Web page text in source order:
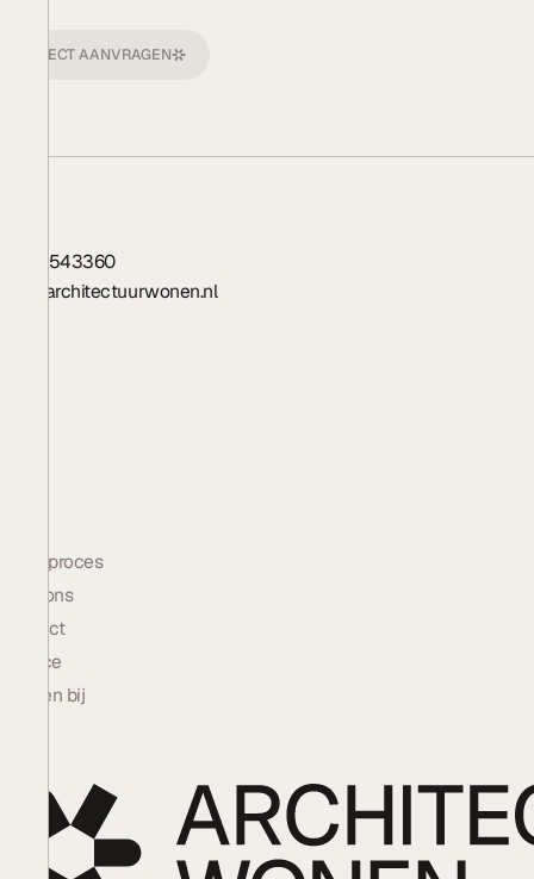
DIRECT AANVRAGEN
0548 543360
info@architectuurwonen.nl
Bouwproces
Over ons
Contact
Service
Werken bij